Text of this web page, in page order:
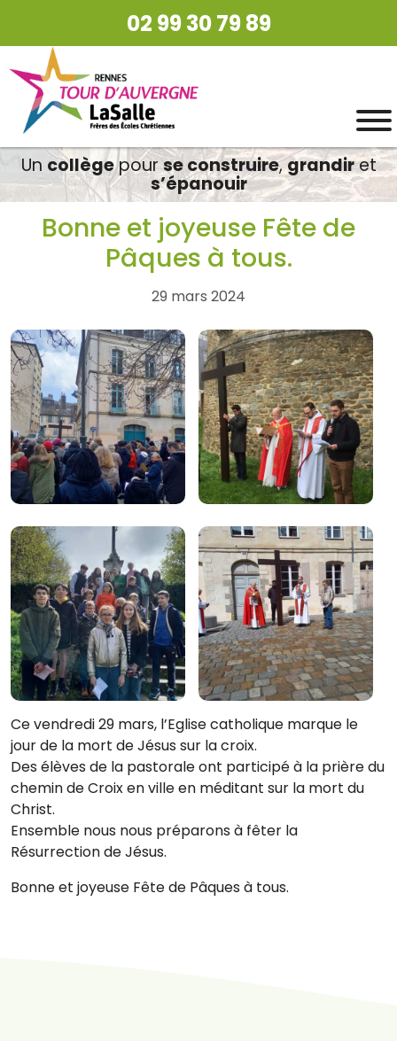
02 99 30 79 89
Un collègepourse construire,grandiret
s’épanouir
Bonne et joyeuse Fête de
Pâques à tous.
29 mars 2024
Ce vendredi 29 mars, l’Eglise catholique marque le
jour de la mort de Jésus sur la croix.
Des élèves de la pastorale ont participé à la prière du
chemin de Croix en ville en méditant sur la mort du
Christ.
Ensemble nous nous préparons à fêter la
Résurrection de Jésus.
Bonne et joyeuse Fête de Pâques à tous.